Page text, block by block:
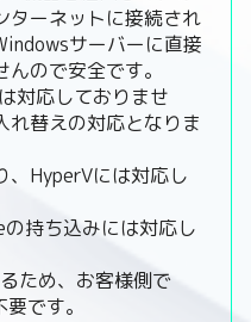
ターネットに接続され
サーバーに直接
ので安全です。
対応しておりませ
れ替えの対応となりま
、HyperVには対応し
持ち込みには対応し
ため、お客様側で
です。